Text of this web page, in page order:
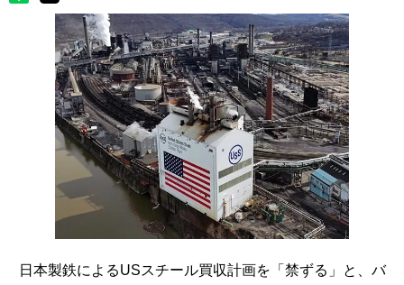
日本製鉄によるUSスチール買収計画を「禁ずる」と、バ